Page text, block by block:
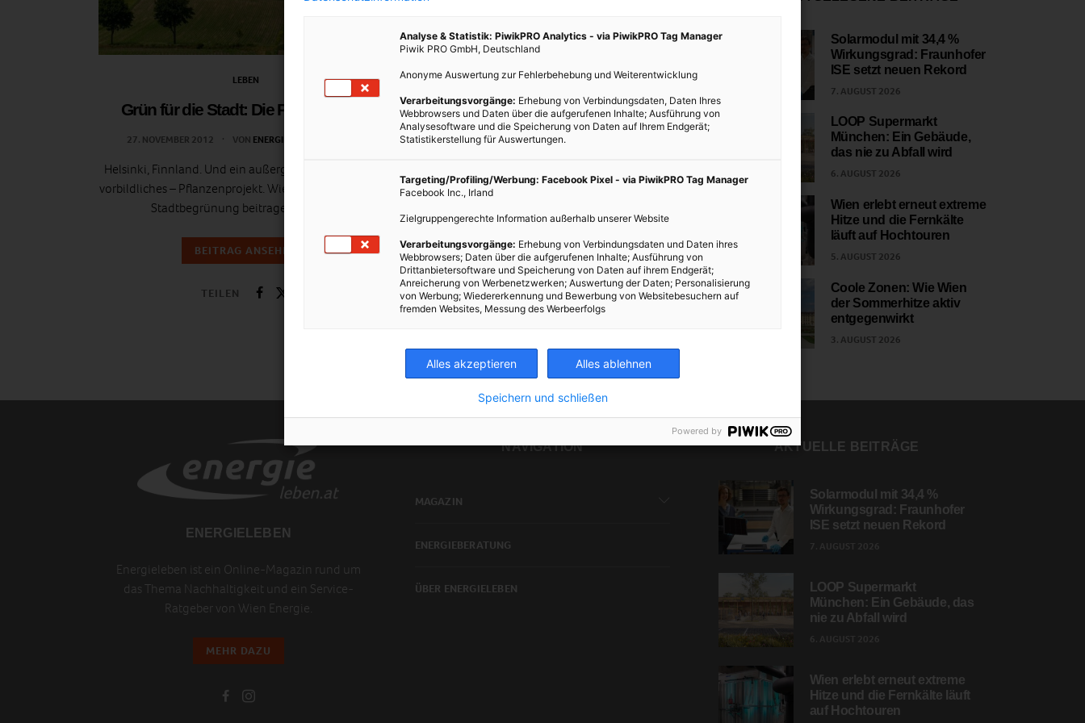
LEBEN
Grün für die Stadt: Die Pflanzen-Bim
27. NOVEMBER 2012 VON ENERGIELEBEN REDAKTION
Helsinki, Finnland. Und ein außergewöhnliches – und
vorbildliches – Pflanzenprojekt. Wie Straßenbahnen zur
Stadtbegrünung beitragen können.
BEITRAG ANSEHEN
TEILEN
Solarmodul mit 34,4 %
Wirkungsgrad: Fraunhofer
ISE setzt neuen Rekord
7. AUGUST 2026
LOOP Supermarkt
München: Ein Gebäude,
das nie zu Abfall wird
6. AUGUST 2026
Wien erlebt erneut extreme
Hitze und die Fernkälte
läuft auf Hochtouren
5. AUGUST 2026
Coole Zonen: Wie Wien
der Sommerhitze aktiv
entgegenwirkt
3. AUGUST 2026
ENERGIELEBEN
Energieleben ist ein Online-Magazin rund um
das Thema Nachhaltigkeit und ein Service-
Ratgeber von Wien Energie.
MEHR DAZU
NAVIGATION
MAGAZIN
ENERGIEBERATUNG
ÜBER ENERGIELEBEN
AKTUELLE BEITRÄGE
Solarmodul mit 34,4 %
Wirkungsgrad: Fraunhofer
ISE setzt neuen Rekord
LOOP Supermarkt
München: Ein Gebäude, das
nie zu Abfall wird
Wien erlebt erneut extreme
Hitze und die Fernkälte läuft
auf Hochtouren
Analyse & Statistik: PiwikPRO Analytics - via PiwikPRO Tag Manager
Piwik PRO GmbH, Deutschland
Anonyme Auswertung zur Fehlerbehebung und Weiterentwicklung
Verarbeitungsvorgänge: Erhebung von Verbindungsdaten, Daten Ihres
Webbrowsers und Daten über die aufgerufenen Inhalte; Ausführung von
Analysesoftware und die Speicherung von Daten auf Ihrem Endgerät;
Statistikerstellung für Auswertungen.
Targeting/Profiling/Werbung: Facebook Pixel - via PiwikPRO Tag Manager
Facebook Inc., Irland
Zielgruppengerechte Information außerhalb unserer Website
Verarbeitungsvorgänge: Erhebung von Verbindungsdaten und Daten ihres
Webbrowsers; Daten über die aufgerufenen Inhalte; Ausführung von
Drittanbietersoftware und Speicherung von Daten auf ihrem Endgerät;
Anreicherung von Werbenetzwerken; Auswertung der Daten; Personalisierung
von Werbung; Wiedererkennung und Bewerbung von Websitebesuchern auf
fremden Websites, Messung des Werbeerfolgs
Alles akzeptieren Alles ablehnen
Speichern und schließen
Powered by